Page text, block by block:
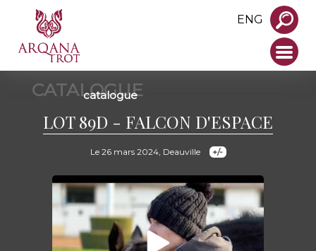
ENG
CATALOGUE
catalogue
LOT 89D - FALCON D'ESPACE
Le 26 mars 2024, Deauville